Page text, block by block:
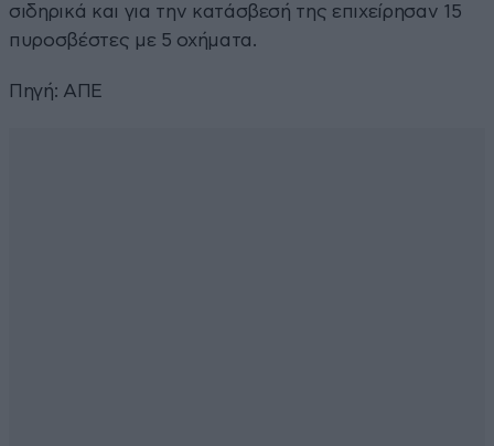
σιδηρικά και για την κατάσβεσή της επιχείρησαν 15
πυροσβέστες με 5 οχήματα.
Πηγή: ΑΠΕ